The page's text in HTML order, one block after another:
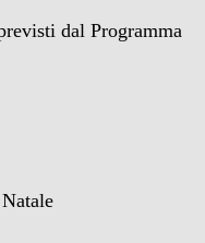
dal Programma